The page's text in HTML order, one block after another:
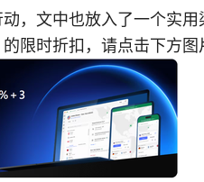
，文中也放入了一个实
限时折扣，请点击下方图